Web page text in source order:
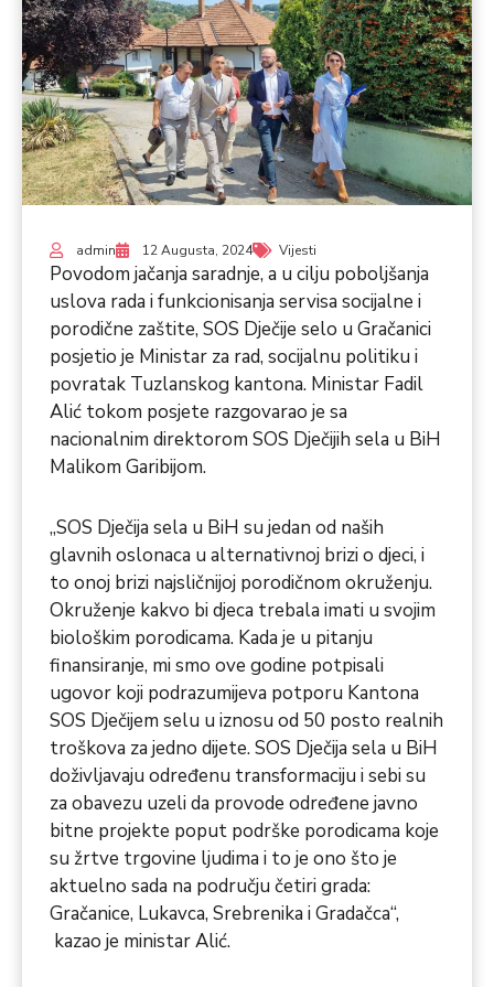
admin 12 Augusta, 2024 Vijesti
Povodom jačanja saradnje, a u cilju poboljšanja
uslova rada i funkcionisanja servisa socijalne i
porodične zaštite, SOS Dječije selo u Gračanici
posjetio je Ministar za rad, socijalnu politiku i
povratak Tuzlanskog kantona. Ministar Fadil
Alić tokom posjete razgovarao je sa
nacionalnim direktorom SOS Dječijih sela u BiH
Malikom Garibijom.
„SOS Dječija sela u BiH su jedan od naših
glavnih oslonaca u alternativnoj brizi o djeci, i
to onoj brizi najsličnijoj porodičnom okruženju.
Okruženje kakvo bi djeca trebala imati u svojim
biološkim porodicama. Kada je u pitanju
finansiranje, mi smo ove godine potpisali
ugovor koji podrazumijeva potporu Kantona
SOS Dječijem selu u iznosu od 50 posto realnih
troškova za jedno dijete. SOS Dječija sela u BiH
doživljavaju određenu transformaciju i sebi su
za obavezu uzeli da provode određene javno
bitne projekte poput podrške porodicama koje
su žrtve trgovine ljudima i to je ono što je
aktuelno sada na području četiri grada:
Gračanice, Lukavca, Srebrenika i Gradačca“,
kazao je ministar Alić.